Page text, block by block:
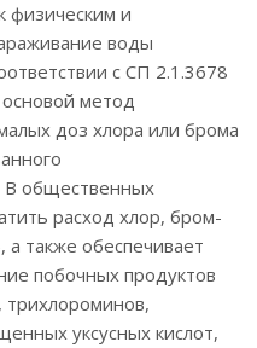
физическим и
воды
с СП 2.1.3678
основой метод
доз хлора или брома
общественных
расход хлор, бром-
а также обеспечивает
побочных продуктов
трихлороминов,
уксусных кислот,